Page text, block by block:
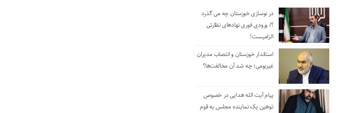
در نوسازی خوزستان چه می گذرد
؟/ ورودی فوری نهادهای نظارتی
الزامیست!
استاندار خوزستان و انتصاب مدیران
غیربومی؛ چه شد آن مخالفت‌ها؟
پیام آیت الله هدایی در خصوص
توهین یک نماینده مجلس به قوم